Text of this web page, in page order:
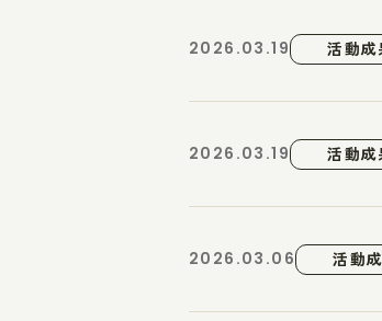
2026.03.19 活動成
2026.03.19 活動成
2026.03.06 活動